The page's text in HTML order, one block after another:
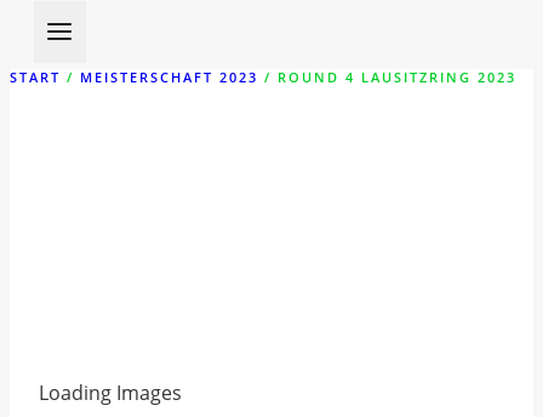
START / MEISTERSCHAFT 2023 / ROUND 4 LAUSITZRING 2023
Loading Images